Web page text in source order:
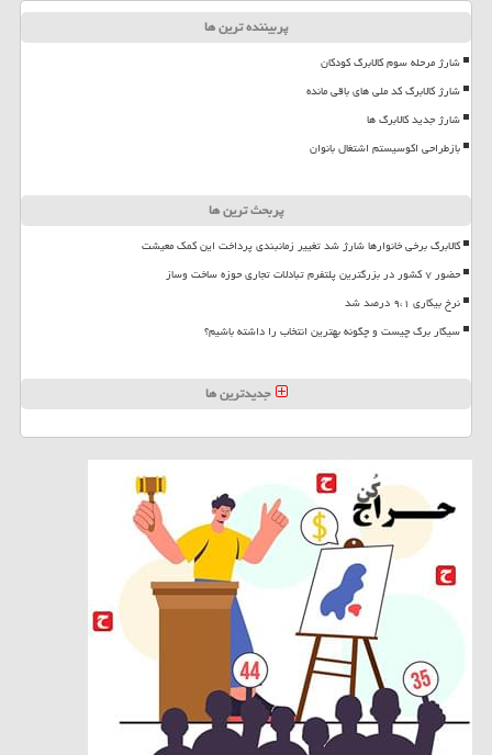
پربیننده ترین ها
شارژ مرحله سوم کالابرگ کودکان
شارژ کالابرگ کد ملی های باقی مانده
شارژ جدید کالابرگ ها
بازطراحی اکوسیستم اشتغال بانوان
پربحث ترین ها
کالابرگ برخی خانوارها شارژ شد تغییر زمانبندی پرداخت این کمک معیشت
حضور ۷ کشور در بزرگترین پلتفرم تبادلات تجاری حوزه ساخت وساز
نرخ بیکاری ۹،۱ درصد شد
سیگار برگ چیست و چگونه بهترین انتخاب را داشته باشیم؟
جدیدترین ها